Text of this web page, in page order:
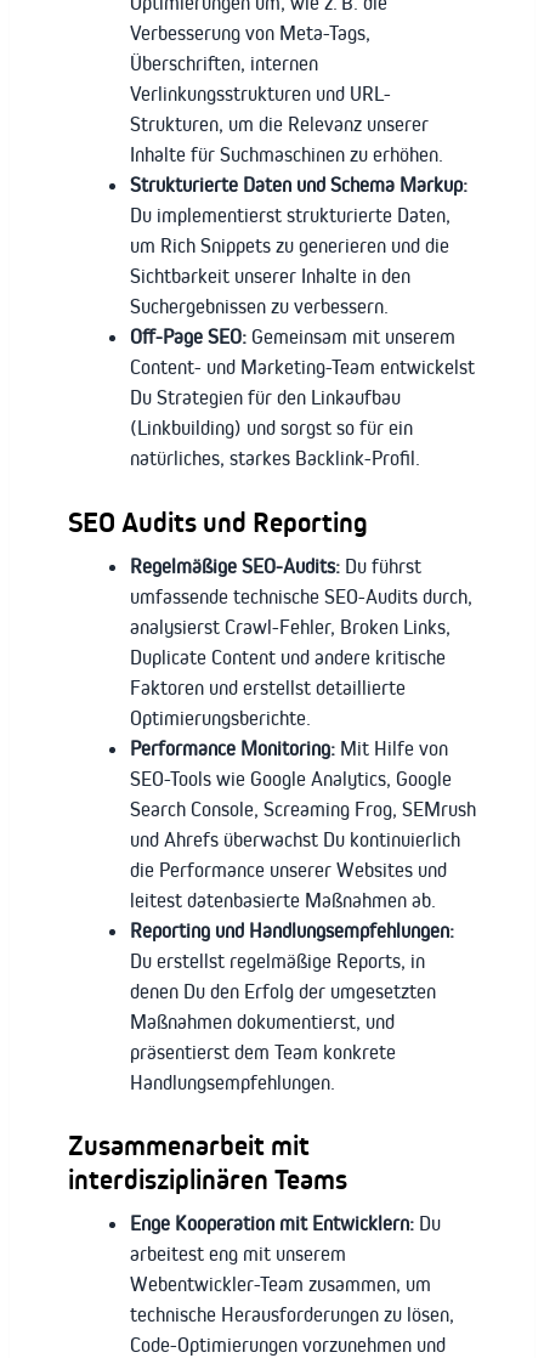
Verbesserung von Meta-Tags,
Überschriften, internen
Verlinkungsstrukturen und URL-
Strukturen, um die Relevanz unserer
Inhalte für Suchmaschinen zu erhöhen.
Strukturierte Daten und Schema Markup:
Du implementierst strukturierte Daten,
um Rich Snippets zu generieren und die
Sichtbarkeit unserer Inhalte in den
Suchergebnissen zu verbessern.
Off-Page SEO: Gemeinsam mit unserem
Content- und Marketing-Team entwickelst
Du Strategien für den Linkaufbau
(Linkbuilding) und sorgst so für ein
natürliches, starkes Backlink-Profil.
SEO Audits und Reporting
Regelmäßige SEO-Audits: Du führst
umfassende technische SEO-Audits durch,
analysierst Crawl-Fehler, Broken Links,
Duplicate Content und andere kritische
Faktoren und erstellst detaillierte
Optimierungsberichte.
Performance Monitoring: Mit Hilfe von
SEO-Tools wie Google Analytics, Google
Search Console, Screaming Frog, SEMrush
und Ahrefs überwachst Du kontinuierlich
die Performance unserer Websites und
leitest datenbasierte Maßnahmen ab.
Reporting und Handlungsempfehlungen:
Du erstellst regelmäßige Reports, in
denen Du den Erfolg der umgesetzten
Maßnahmen dokumentierst, und
präsentierst dem Team konkrete
Handlungsempfehlungen.
Zusammenarbeit mit
interdisziplinären Teams
Enge Kooperation mit Entwicklern: Du
arbeitest eng mit unserem
Webentwickler-Team zusammen, um
technische Herausforderungen zu lösen,
Code-Optimierungen vorzunehmen und